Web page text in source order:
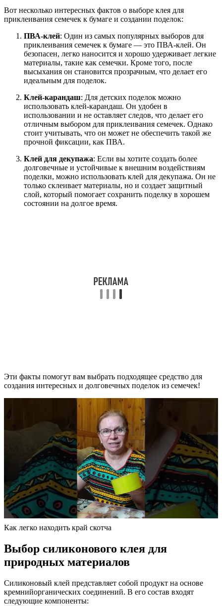
Вот несколько интересных фактов о выборе клея для
приклеивания семечек к бумаге и создании поделок:
ПВА-клей: Один из самых популярных выборов для
приклеивания семечек к бумаге — это ПВА-клей. Он
безопасен, легко наносится и хорошо удерживает легкие
материалы, такие как семечки. Кроме того, после
высыхания он становится прозрачным, что делает его
идеальным для поделок.
Клей-карандаш: Для детских поделок можно
использовать клей-карандаш. Он удобен в
использовании и не оставляет следов, что делает его
отличным выбором для приклеивания семечек. Однако
стоит учитывать, что он может не обеспечить такой же
прочной фиксации, как ПВА.
Клей для декупажа: Если вы хотите создать более
долговечные и устойчивые к внешним воздействиям
поделки, можно использовать клей для декупажа. Он не
только склеивает материалы, но и создает защитный
слой, который помогает сохранить поделку в хорошем
состоянии на долгое время.
Эти факты помогут вам выбрать подходящее средство для
создания интересных и долговечных поделок из семечек!
Как легко находить край скотча
Выбор силиконового клея для
природных материалов
Силиконовый клей представляет собой продукт на основе
кремнийорганических соединений. В его состав входят
следующие компоненты: